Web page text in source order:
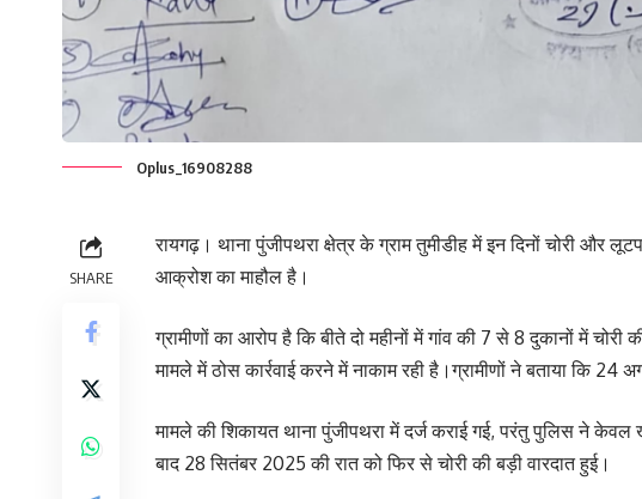
Oplus_16908288
SHARE
रायगढ़। थाना पुंजीपथरा क्षेत्र के ग्राम तुमीडीह में इन दिनों चोरी और
आक्रोश का माहौल है।
ग्रामीणों का आरोप है कि बीते दो महीनों में गांव की 7 से 8 दुकानों में
मामले में ठोस कार्रवाई करने में नाकाम रही है।ग्रामीणों ने बताया कि 24
मामले की शिकायत थाना पुंजीपथरा में दर्ज कराई गई, परंतु पुलिस ने
बाद 28 सितंबर 2025 की रात को फिर से चोरी की बड़ी वारदात हुई।